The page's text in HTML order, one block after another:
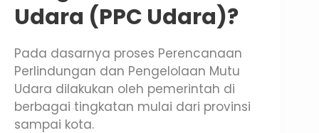
Udara (PPC Udara)?
Pada dasarnya proses Perencanaan
Perlindungan dan Pengelolaan Mutu
Udara dilakukan oleh pemerintah di
berbagai tingkatan mulai dari provinsi
sampai kota.